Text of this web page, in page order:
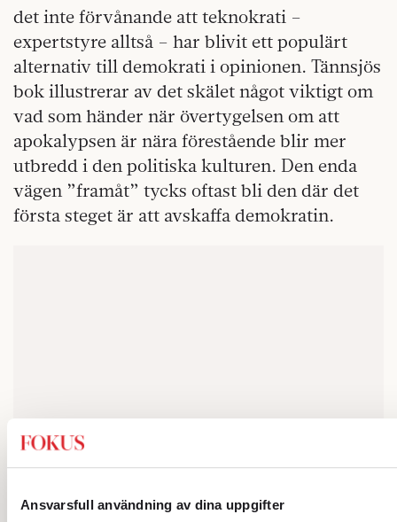
Ansvarsfull användning av dina uppgifter
det inte förvånande att teknokrati –
expertstyre alltså – har blivit ett populärt
alternativ till demokrati i opinionen. Tännsjös
bok illustrerar av det skälet något viktigt om
vad som händer när övertygelsen om att
apokalypsen är nära förestående blir mer
utbredd i den politiska kulturen. Den enda
vägen ”framåt” tycks oftast bli den där det
första steget är att avskaffa demokratin.